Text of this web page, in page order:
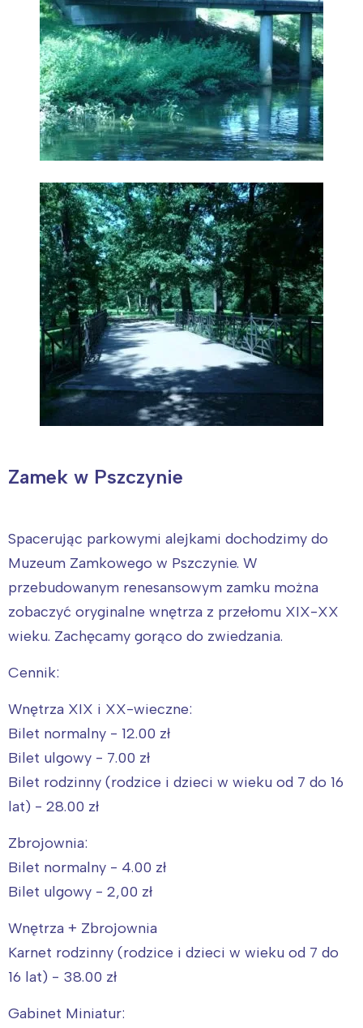
Zamek w Pszczynie
Spacerując parkowymi alejkami dochodzimy do
Muzeum Zamkowego w Pszczynie. W
przebudowanym renesansowym zamku można
zobaczyć oryginalne wnętrza z przełomu XIX-XX
wieku. Zachęcamy gorąco do zwiedzania.
Cennik:
Wnętrza XIX i XX-wieczne:
Bilet normalny - 12.00 zł
Bilet ulgowy - 7.00 zł
Bilet rodzinny (rodzice i dzieci w wieku od 7 do 16
lat) - 28.00 zł
Zbrojownia:
Bilet normalny - 4.00 zł
Bilet ulgowy - 2,00 zł
Wnętrza + Zbrojownia
Karnet rodzinny (rodzice i dzieci w wieku od 7 do
16 lat) - 38.00 zł
Gabinet Miniatur:
tego regionu:
Warszawa
Łódź
Trójmiasto
Śląsk
Kraków
Południe
Wybieram